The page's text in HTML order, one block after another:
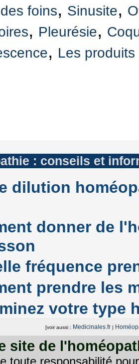
foins, Sinusite,
, Pleurésie,
, Les
: conseils et
dilution
donner de
fréquence
prendre les
votre type
[voir aussi :Medicinales.fr|
site de
toute responsabilité